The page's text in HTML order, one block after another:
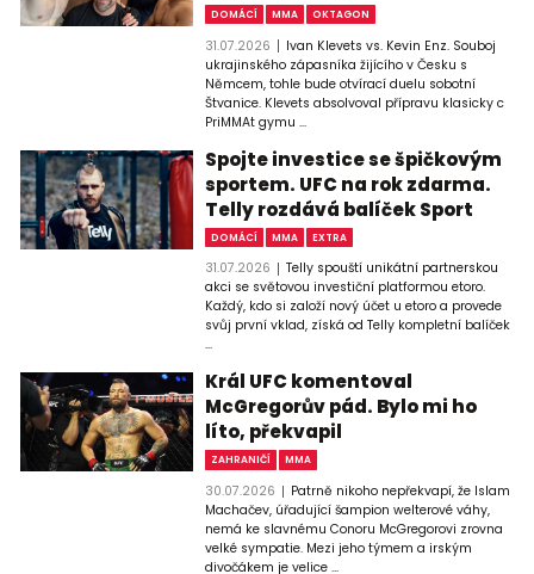
DOMÁCÍ MMA OKTAGON
31.07.2026
Ivan Klevets vs. Kevin Enz. Souboj
ukrajinského zápasníka žijícího v Česku s
Němcem, tohle bude otvírací duelu sobotní
Štvanice. Klevets absolvoval přípravu klasicky c
PriMMAt gymu ...
Spojte investice se špičkovým
sportem. UFC na rok zdarma.
Telly rozdává balíček Sport
DOMÁCÍ MMA EXTRA
31.07.2026
Telly spouští unikátní partnerskou
akci se světovou investiční platformou etoro.
Každý, kdo si založí nový účet u etoro a provede
svůj první vklad, získá od Telly kompletní balíček
...
Král UFC komentoval
McGregorův pád. Bylo mi ho
líto, překvapil
ZAHRANIČÍ MMA
30.07.2026
Patrně nikoho nepřekvapí, že Islam
Machačev, úřadující šampion welterové váhy,
nemá ke slavnému Conoru McGregorovi zrovna
velké sympatie. Mezi jeho týmem a irským
divočákem je velice ...